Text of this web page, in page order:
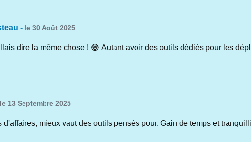
- le 30 Août 2025
dire la même chose ! 😂 Autant avoir des outils dédiés pour les
le 13 Septembre 2025
mieux vaut des outils pensés pour. Gain de temps et